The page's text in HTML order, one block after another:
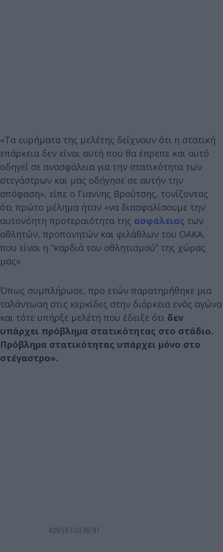
«Τα ευρήματα της μελέτης δείχνουν ότι η στατική
επάρκεια δεν είναι αυτή που θα έπρεπε και αυτό
οδηγεί σε ανασφάλεια για την στατικότητα των
στεγάστρων και μας οδήγησε σε αυτήν την
απόφαση», είπε ο Γιαννης Βρούτσης, τονίζοντας
ότι πρώτο μέλημα ήταν «να διασφαλίσουμε την
αυτονόητη προτεραιότητα της ασφάλειας των
αθλητών, προπονητών και φιλάθλων του ΟΑΚΑ,
που είναι η “καρδιά του αθλητισμού” της χώρας
μας».
Όπως συμπλήρωσε, προ ετών παρατηρήθηκε μια
ταλάντωση στις κερκίδες στην διάρκεια ενός αγώνα
και τότε υπήρξε μελέτη που έδειξε ότι δεν
υπάρχει πρόβλημα στατικότητας στο στάδιο.
Πρόβλημα στατικότητας υπάρχει μόνο στο
στέγαστρο».